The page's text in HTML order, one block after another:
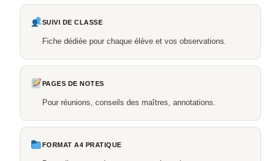
SUIVI DE CLASSE
Fiche dédiée pour chaque élève et vos observations.
PAGES DE NOTES
Pour réunions, conseils des maîtres, annotations.
FORMAT A4 PRATIQUE